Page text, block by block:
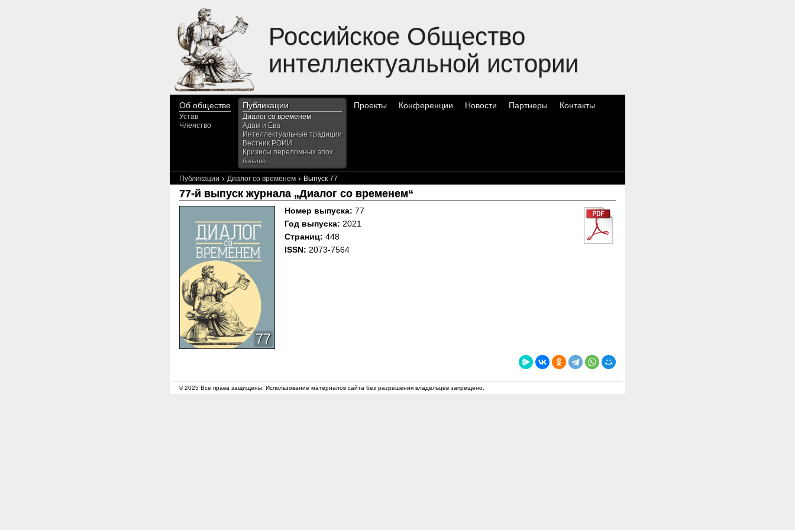
Российское Общество
интеллектуальной истории
Об обществе
Устав
Членство
Публикации
Диалог со временем
Адам и Ева
Интеллектуальные традиции
Вестник РОИИ
Кризисы переломных эпох
больше...
Проекты Конференции Новости Партнеры Контакты
Публикации › Диалог со временем › Выпуск 77
77-й выпуск журнала „Диалог со временем“
77
Номер выпуска: 77
Год выпуска: 2021
Страниц: 448
ISSN: 2073-7564
© 2025 Все права защищены. Использование материалов сайта без разрешения владельцев запрещено.